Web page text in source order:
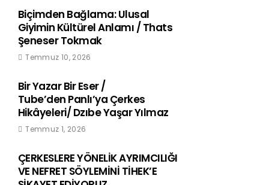
Biçimden Bağlama: Ulusal
Giyimin Kültürel Anlamı / Thats
Şeneser Tokmak
Temmuz 10, 2026
Bir Yazar Bir Eser /
Tube’den Panlı’ya Çerkes
Hikâyeleri/ Dzıbe Yaşar Yılmaz
Temmuz 1, 2026
ÇERKESLERE YÖNELİK AYRIMCILIĞI
VE NEFRET SÖYLEMİNİ TİHEK’E